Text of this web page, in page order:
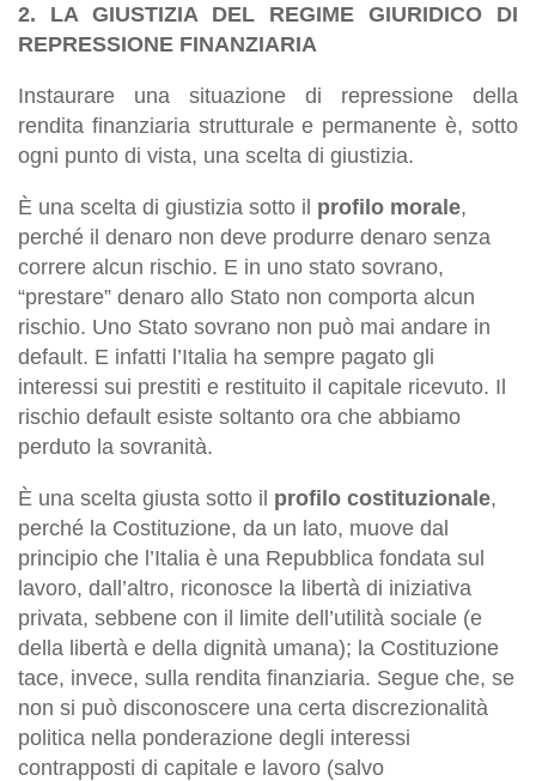
2. LA GIUSTIZIA DEL REGIME GIURIDICO DI
REPRESSIONE FINANZIARIA
Instaurare una situazione di repressione della
rendita finanziaria strutturale e permanente è, sotto
ogni punto di vista, una scelta di giustizia.
È una scelta di giustizia sotto il profilo morale,
perché il denaro non deve produrre denaro senza
correre alcun rischio. E in uno stato sovrano,
“prestare” denaro allo Stato non comporta alcun
rischio. Uno Stato sovrano non può mai andare in
default. E infatti l’Italia ha sempre pagato gli
interessi sui prestiti e restituito il capitale ricevuto. Il
rischio default esiste soltanto ora che abbiamo
perduto la sovranità.
È una scelta giusta sotto il profilo costituzionale,
perché la Costituzione, da un lato, muove dal
principio che l’Italia è una Repubblica fondata sul
lavoro, dall’altro, riconosce la libertà di iniziativa
privata, sebbene con il limite dell’utilità sociale (e
della libertà e della dignità umana); la Costituzione
tace, invece, sulla rendita finanziaria. Segue che, se
non si può disconoscere una certa discrezionalità
politica nella ponderazione degli interessi
contrapposti di capitale e lavoro (salvo